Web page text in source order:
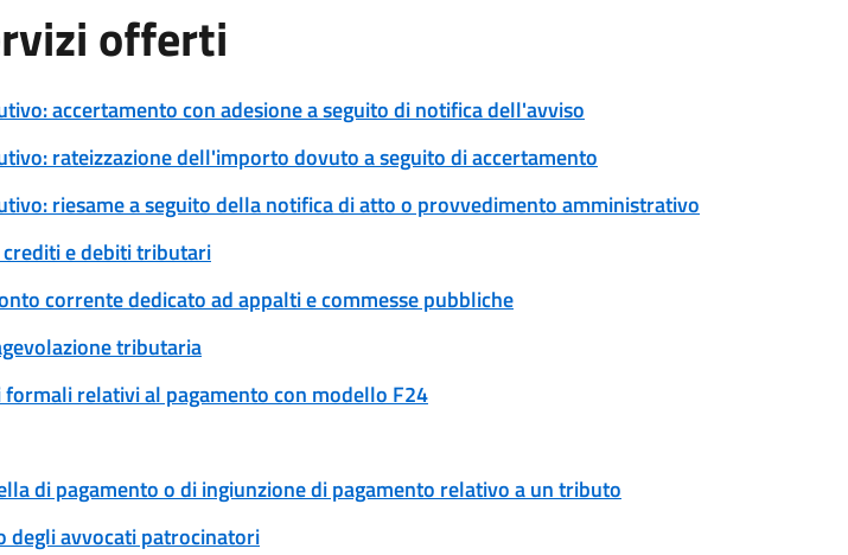
offerti
accertamento con adesione a seguito di notifica dell'avviso
rateizzazione dell'importo dovuto a seguito di accertamento
riesame a seguito della notifica di atto o provvedimento amministrativo
e debiti tributari
corrente dedicato ad appalti e commesse pubbliche
tributaria
relativi al pagamento con modello F24
di pagamento o di ingiunzione di pagamento relativo a un tributo
degli avvocati patrocinatori